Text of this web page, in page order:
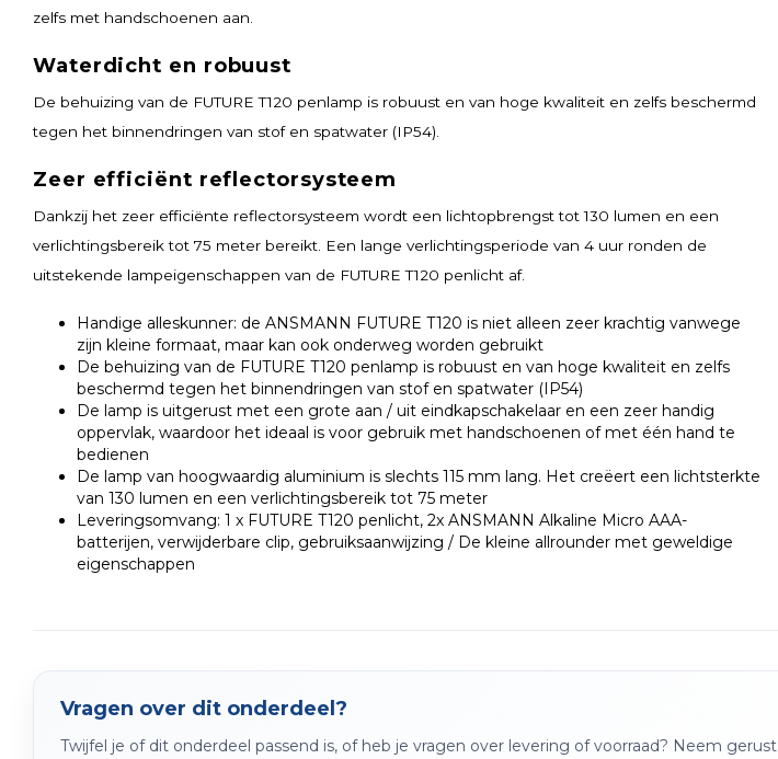
zelfs met handschoenen aan.
Waterdicht en robuust
De behuizing van de FUTURE T120 penlamp is robuust en van hoge kwaliteit en zelfs beschermd
tegen het binnendringen van stof en spatwater (IP54).
Zeer efficiënt reflectorsysteem
Dankzij het zeer efficiënte reflectorsysteem wordt een lichtopbrengst tot 130 lumen en een
verlichtingsbereik tot 75 meter bereikt. Een lange verlichtingsperiode van 4 uur ronden de
uitstekende lampeigenschappen van de FUTURE T120 penlicht af.
Handige alleskunner: de ANSMANN FUTURE T120 is niet alleen zeer krachtig vanwege
zijn kleine formaat, maar kan ook onderweg worden gebruikt
De behuizing van de FUTURE T120 penlamp is robuust en van hoge kwaliteit en zelfs
beschermd tegen het binnendringen van stof en spatwater (IP54)
De lamp is uitgerust met een grote aan / uit eindkapschakelaar en een zeer handig
oppervlak, waardoor het ideaal is voor gebruik met handschoenen of met één hand te
bedienen
De lamp van hoogwaardig aluminium is slechts 115 mm lang. Het creëert een lichtsterkte
van 130 lumen en een verlichtingsbereik tot 75 meter
Leveringsomvang: 1 x FUTURE T120 penlicht, 2x ANSMANN Alkaline Micro AAA-
batterijen, verwijderbare clip, gebruiksaanwijzing / De kleine allrounder met geweldige
eigenschappen
Vragen over dit onderdeel?
Twijfel je of dit onderdeel passend is, of heb je vragen over levering of voorraad? Neem gerust